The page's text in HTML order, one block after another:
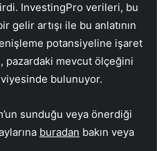
InvestingPro verileri, bu
gelir artışı ile bu anlatının
potansiyeline işaret
pazardaki mevcut ölçeğini
bulunuyor.
sunduğu veya önerdiği
buradan bakın veya